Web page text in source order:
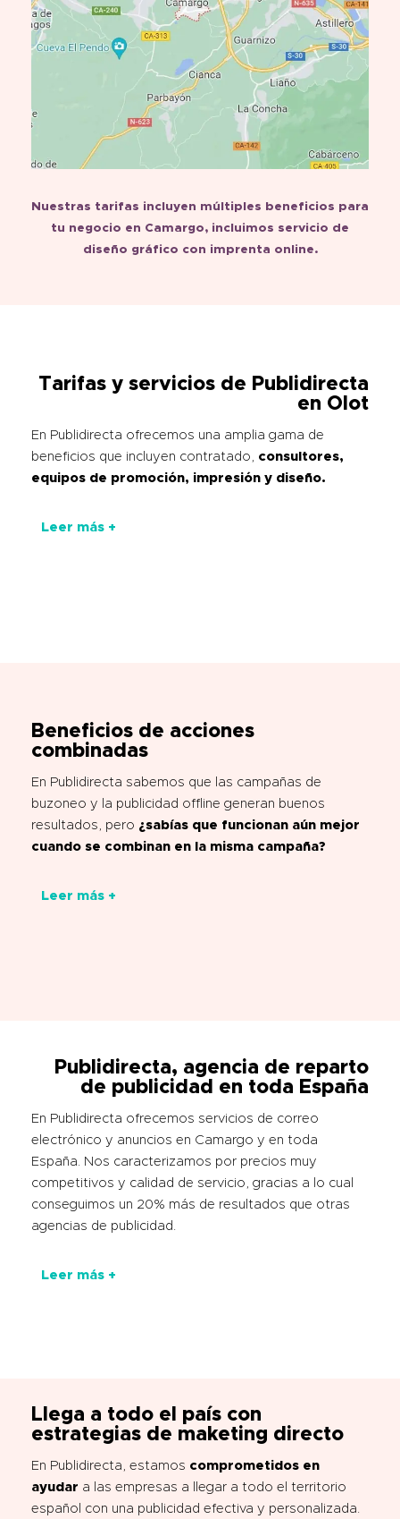
Nuestras tarifas incluyen múltiples beneficios para
tu negocio en Camargo, incluimos servicio de
diseño gráfico con imprenta online.
Tarifas y servicios de Publidirecta
en Olot
En Publidirecta ofrecemos una amplia gama de
beneficios que incluyen contratado, consultores,
equipos de promoción, impresión y diseño.
Leer más +
Beneficios de acciones
combinadas
En Publidirecta sabemos que las campañas de
buzoneo y la publicidad offline generan buenos
resultados, pero ¿sabías que funcionan aún mejor
cuando se combinan en la misma campaña?
Leer más +
Publidirecta, agencia de reparto
de publicidad en toda España
En Publidirecta ofrecemos servicios de correo
electrónico y anuncios en Camargo y en toda
España. Nos caracterizamos por precios muy
competitivos y calidad de servicio, gracias a lo cual
conseguimos un 20% más de resultados que otras
agencias de publicidad.
Leer más +
Llega a todo el país con
estrategias de maketing directo
En Publidirecta, estamos comprometidos en
ayudar a las empresas a llegar a todo el territorio
español con una publicidad efectiva y personalizada.